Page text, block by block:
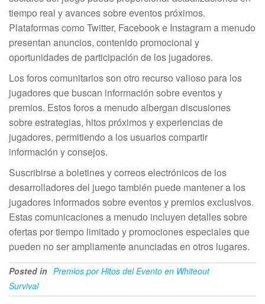
tiempo real y avances sobre eventos próximos.
Plataformas como Twitter, Facebook e Instagram a menudo
presentan anuncios, contenido promocional y
oportunidades de participación de los jugadores.
Los foros comunitarios son otro recurso valioso para los
jugadores que buscan información sobre eventos y
premios. Estos foros a menudo albergan discusiones
sobre estrategias, hitos próximos y experiencias de
jugadores, permitiendo a los usuarios compartir
información y consejos.
Suscribirse a boletines y correos electrónicos de los
desarrolladores del juego también puede mantener a los
jugadores informados sobre eventos y premios exclusivos.
Estas comunicaciones a menudo incluyen detalles sobre
ofertas por tiempo limitado y promociones especiales que
pueden no ser ampliamente anunciadas en otros lugares.
Posted in Premios por Hitos del Evento en Whiteout
Survival